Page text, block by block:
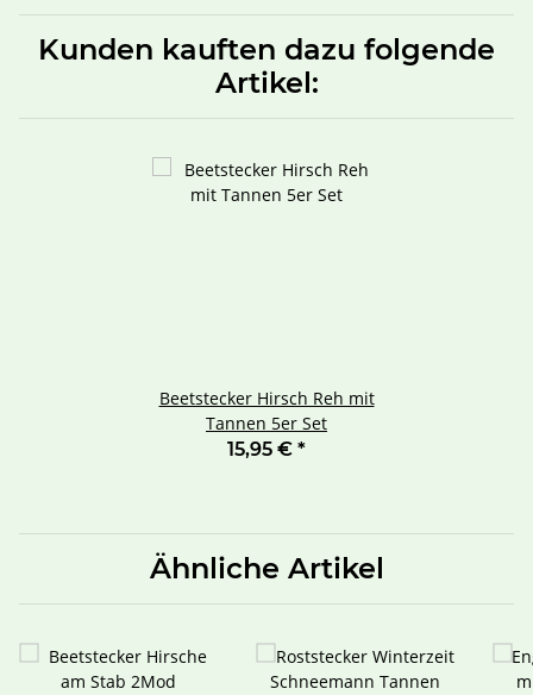
Kunden kauften dazu folgende
Artikel:
Beetstecker Hirsch Reh mit
Tannen 5er Set
15,95 € *
Ähnliche Artikel